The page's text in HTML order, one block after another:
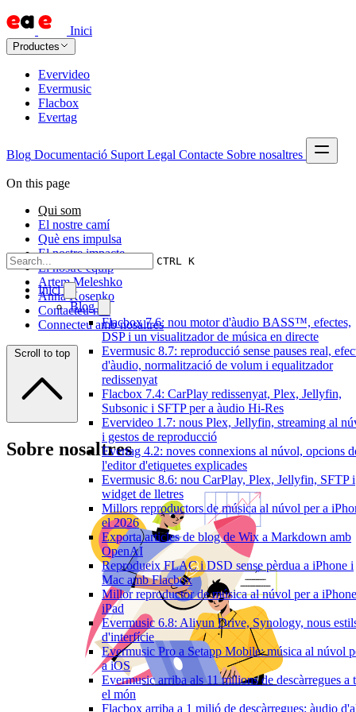
Inici
Productes
Evervideo
Evermusic
Flacbox
Evertag
Blog Documentació Suport Legal Contacte Sobre nosaltres
CTRL K
Inici
Blog
Flacbox 7.6: nou motor d'àudio BASS™, efectes,
DSP i un visualitzador de música en directe
Evermusic 8.7: reproducció sense pauses real,
d'àudio, normalització de volum i equalitzador
redissenyat
Flacbox 7.4: CarPlay redissenyat, Plex, Jellyfin,
Subsonic i SFTP per a àudio Hi-Res
Evervideo 1.7: nous Plex, Jellyfin, streaming al
i gestos de reproducció
Evertag 4.2: noves connexions al núvol, opcions
l'editor d'etiquetes explicades
Evermusic 8.6: nou CarPlay, Plex, Jellyfin, SFTP i
widget de lletres
Millors reproductors de música al núvol per a
el 2026
Exporta articles de blog de Wix a Markdown amb
OpenAI
Reprodueix FLAC i DSD sense pèrdua a iPhone i
Mac amb Flacbox
Millor reproductor de música al núvol per a
iPad
Evermusic 6.8: Aliyun Drive, Synology, nous
d'interfície
Evermusic Pro a Setapp Mobile: música al núvol
a iOS
Evermusic arriba als 11 milions de descàrregues a
el món
Flacbox arriba a 1 milió de descàrregues: àudio
On this page
Qui som
El nostre camí
Què ens impulsa
El nostre impacte
El nostre equip
Artem Meleshko
Anna Kosenko
Contacteu-nos
Connecteu amb nosaltres
Scroll to top
Sobre nosaltres